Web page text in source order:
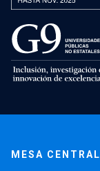
MESA CENTRAL